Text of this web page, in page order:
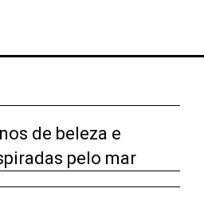
de beleza e
pelo mar